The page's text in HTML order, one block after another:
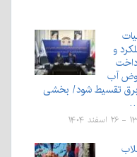
و
آب
تقسیط شود/ بخشی
۱۴۰۴